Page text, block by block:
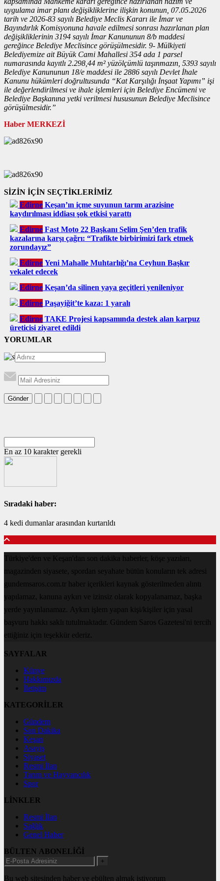
uygulama imar planı değişikliklerine ilişkin konunun, 07.05.2026
tarih ve 2026-83 sayılı Belediye Meclis Kararı ile İmar ve
Bayındırlık Komisyonuna havale edilmesi sonrası hazırlanan plan
değişikliklerinin 3194 sayılı İmar Kanununun 8/b maddesi
gereğince Belediye Meclisince görüşülmesidir. 9- Mülkiyeti
Belediyemize ait Büyük Cami Mahallesi 354 ada 1 parsel
numarasında kayıtlı 2.298,44 m² yüzölçümlü taşınmazın, 5393 sayılı
Belediye Kanununun 18/e maddesi ile 2886 sayılı Devlet İhale
Kanunu hükümleri doğrultusunda “Kat Karşılığı İnşaat Yapımı” işi
ile değerlendirilmesi ve ihale işlemleri için Belediye Encümeni ve
Belediye Başkanına yetki verilmesi hususunun Belediye Meclisince
görüşülmesidir.”
Haber MERKEZİ
SİZİN İÇİN SEÇTİKLERİMİZ
Edirne Keşan’ın içme suyunun tarım arazisine
kaydırılması iddiası şok etkisi yarattı
Edirne Fast Moto 22 Başkanı Selim Şen’den trafik
kazalarına karşı çağrı: “Trafikte birbirimizi fark etmek
zorundayız”
Edirne Yeni Mahalle Muhtarlığı’na Ceyhun Başkır
vekalet edecek
Edirne Keşan’da silinen yaya geçitleri yenileniyor
Edirne Paşayiğit’te kaza: 1 yaralı
Edirne TAKE Projesi kapsamında destek alan karpuz
üreticisi ziyaret edildi
YORUMLAR
Gönder
En az 10 karakter gerekli
Sıradaki haber:
4 kedi dumanlar arasından kurtarıldı
Türkiye'den ve Keşan'dan son dakika haberler, köşe yazıları,
magazinden siyasete, spordan seyahate bütün konuların tek adresi
gundemsaros.com.tr haber içerikleri kaynak gösterilmeden alıntı
yapılamaz, kanuna aykırı ve izinsiz olarak kopyalanamaz, başka
yerde yayınlanamaz. Aykırı işlem yapan kişi/kişiler için yasal
başvuru hakkı saklı tutulmaktadır. Gündem Saros Gazetesi'ni tercih
ettiğiniz için teşekkür ederiz.
SAYFALAR
Künye
Hakkımızda
İletişim
KATEGORİLER
Gündem
Son Dakika
Keşan
Asayiş
Siyaset
Resmi İlan
Tarım ve Hayvancılık
Spor
LİNKLER
Resmi İlan
Sağlık
Genel Haber
BÜLTEN ABONELİĞİ
+
Bu web sitesinden haber ve ebülten almak istiyorum